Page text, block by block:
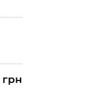
грн